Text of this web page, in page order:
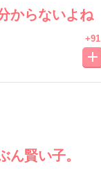
からないよね
+91
ん賢い子。